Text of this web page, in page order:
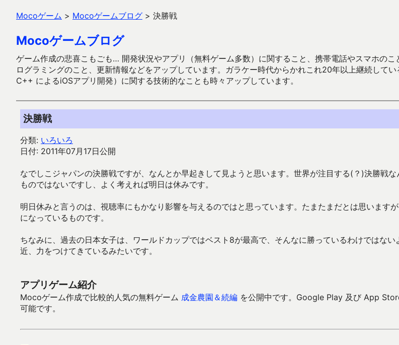
Mocoゲーム > Mocoゲームブログ > 決勝戦
Mocoゲームブログ
ゲーム作成の悲喜こもごも… 開発状況やアプリ（無料ゲーム多数）に関すること、携帯電話やスマホの
ログラミングのこと、更新情報などをアップしています。ガラケー時代からかれこれ20年以上継続し
C++ によるiOSアプリ開発）に関する技術的なことも時々アップしています。
決勝戦
分類: いろいろ
日付: 2011年07月17日公開
なでしこジャパンの決勝戦ですが、なんとか早起きして見ようと思います。世界が注目する(？)決勝戦な
ものではないですし、よく考えれば明日は休みです。
明日休みと言うのは、視聴率にもかなり影響を与えるのではと思っています。たまたまだとは思います
になっているものです。
ちなみに、過去の日本女子は、ワールドカップではベスト8が最高で、そんなに勝っているわけではない
近、力をつけてきているみたいです。
アプリゲーム紹介
Mocoゲーム作成で比較的人気の無料ゲーム 成金農園＆続編 を公開中です。Google Play 及び App
可能です。